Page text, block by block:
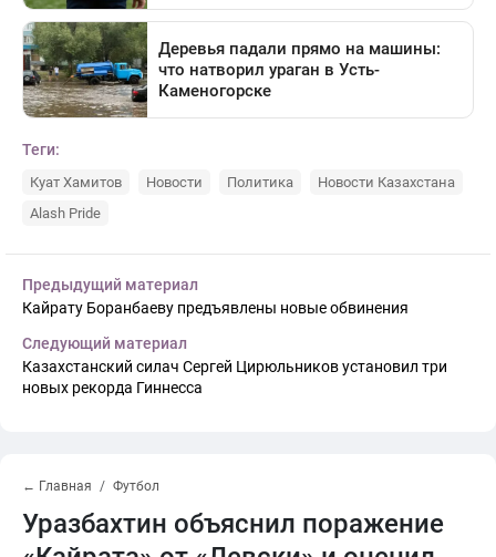
Теги:
Куат Хамитов Новости Политика
Новости Казахстана
Alash Pride
Предыдущий материал
Кайрату Боранбаеву предъявлены новые обвинения
Следующий материал
Казахстанский силач Сергей Цирюльников установил три
новых рекорда Гиннесса
← Главная Футбол
Уразбахтин объяснил поражение